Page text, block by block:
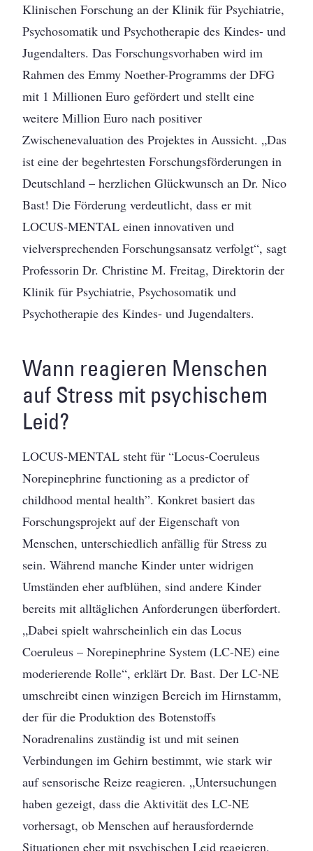
Klinischen Forschung an der Klinik für Psychiatrie,
Psychosomatik und Psychotherapie des Kindes- und
Jugendalters. Das Forschungsvorhaben wird im
Rahmen des Emmy Noether-Programms der DFG
mit 1 Millionen Euro gefördert und stellt eine
weitere Million Euro nach positiver
Zwischenevaluation des Projektes in Aussicht. „Das
ist eine der begehrtesten Forschungsförderungen in
Deutschland – herzlichen Glückwunsch an Dr. Nico
Bast! Die Förderung verdeutlicht, dass er mit
LOCUS-MENTAL einen innovativen und
vielversprechenden Forschungsansatz verfolgt“, sagt
Professorin Dr. Christine M. Freitag, Direktorin der
Klinik für Psychiatrie, Psychosomatik und
Psychotherapie des Kindes- und Jugendalters.
Wann reagieren Menschen
auf Stress mit psychischem
Leid?
LOCUS-MENTAL steht für “Locus-Coeruleus
Norepinephrine functioning as a predictor of
childhood mental health”. Konkret basiert das
Forschungsprojekt auf der Eigenschaft von
Menschen, unterschiedlich anfällig für Stress zu
sein. Während manche Kinder unter widrigen
Umständen eher aufblühen, sind andere Kinder
bereits mit alltäglichen Anforderungen überfordert.
„Dabei spielt wahrscheinlich ein das Locus
Coeruleus – Norepinephrine System (LC-NE) eine
moderierende Rolle“, erklärt Dr. Bast. Der LC-NE
umschreibt einen winzigen Bereich im Hirnstamm,
der für die Produktion des Botenstoffs
Noradrenalins zuständig ist und mit seinen
Verbindungen im Gehirn bestimmt, wie stark wir
auf sensorische Reize reagieren. „Untersuchungen
haben gezeigt, dass die Aktivität des LC-NE
vorhersagt, ob Menschen auf herausfordernde
Situationen eher mit psychischen Leid reagieren.